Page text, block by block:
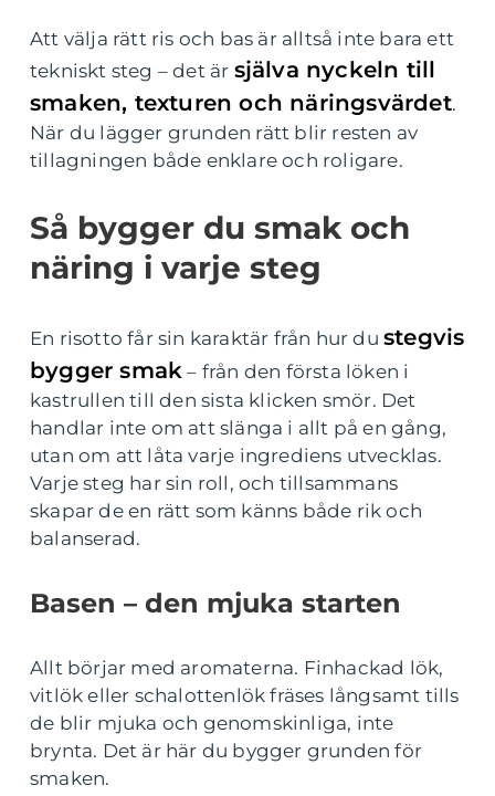
Att välja rätt ris och bas är alltså inte bara ett
tekniskt steg – det är själva nyckeln till
smaken, texturen och näringsvärdet.
När du lägger grunden rätt blir resten av
tillagningen både enklare och roligare.
Så bygger du smak och
näring i varje steg
En risotto får sin karaktär från hur du stegvis
bygger smak – från den första löken i
kastrullen till den sista klicken smör. Det
handlar inte om att slänga i allt på en gång,
utan om att låta varje ingrediens utvecklas.
Varje steg har sin roll, och tillsammans
skapar de en rätt som känns både rik och
balanserad.
Basen – den mjuka starten
Allt börjar med aromaterna. Finhackad lök,
vitlök eller schalottenlök fräses långsamt tills
de blir mjuka och genomskinliga, inte
brynta. Det är här du bygger grunden för
smaken.